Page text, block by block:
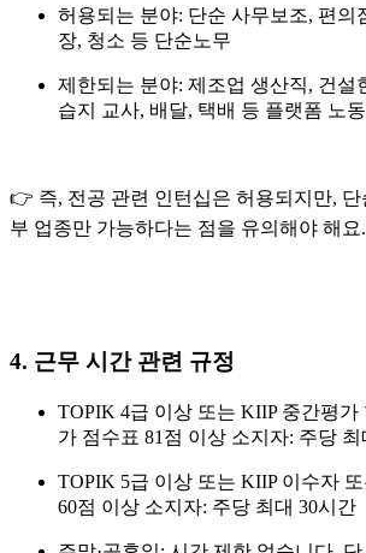
허용되는 분야: 단순 사무보조, 편의
장, 청소 등 단순노무
제한되는 분야: 제조업 생산직, 건설
습지 교사, 배달, 택배 등 플랫폼 노동
👉 즉, 전공 관련 인턴십은 허용되지만, 단
부 업종만 가능하다는 점을 유의해야 해요.
4. 근무 시간 관련 규정
TOPIK 4급 이상 또는 KIIP 중간평가
가 점수표 81점 이상 소지자: 주당 최
TOPIK 5급 이상 또는 KIIP 이수자
60점 이상 소지자: 주당 최대 30시간